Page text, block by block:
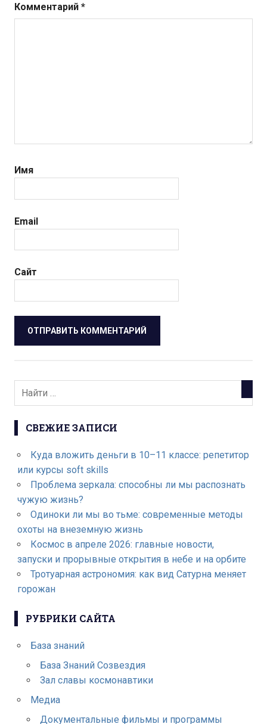
Комментарий *
Имя
Email
Сайт
СВЕЖИЕ ЗАПИСИ
Куда вложить деньги в 10–11 классе: репетитор
или курсы soft skills
Проблема зеркала: способны ли мы распознать
чужую жизнь?
Одиноки ли мы во тьме: современные методы
охоты на внеземную жизнь
Космос в апреле 2026: главные новости,
запуски и прорывные открытия в небе и на орбите
Тротуарная астрономия: как вид Сатурна меняет
горожан
РУБРИКИ САЙТА
База знаний
База Знаний Созвездия
Зал славы космонавтики
Медиа
Документальные фильмы и программы